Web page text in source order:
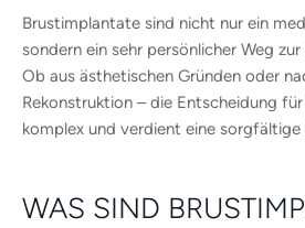
Brustimplantate sind nicht nur ein
sondern ein sehr persönlicher Weg
Ob aus ästhetischen Gründen oder
Rekonstruktion – die Entscheidung
komplex und verdient eine
WAS SIND